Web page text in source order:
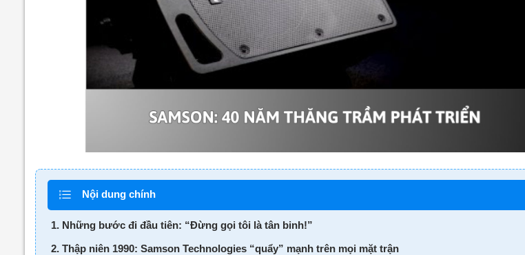
Nội dung chính
1. Những bước đi đầu tiên: “Đừng gọi tôi là tân binh!”
2. Thập niên 1990: Samson Technologies “quẩy” mạnh trên mọi mặt trận